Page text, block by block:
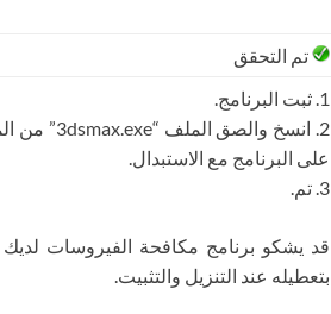
تم التحقق
1. ثبت البرنامج.
على البرنامج مع الاستبدال.
3. تم.
قد يشكو برنامج مكافحة الفيروسات
بتعطيله عند التنزيل والتثبيت.